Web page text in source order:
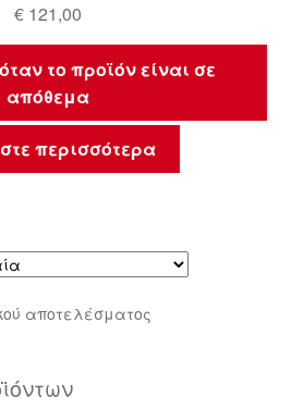
€ 121,00
το προϊόν είναι σε
απόθεμα
περισσότερα
αποτελέσματος